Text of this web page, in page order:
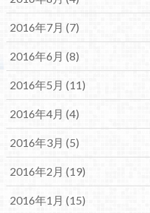
2016年7月 (7)
2016年6月 (8)
2016年5月 (11)
2016年4月 (4)
2016年3月 (5)
2016年2月 (19)
2016年1月 (15)